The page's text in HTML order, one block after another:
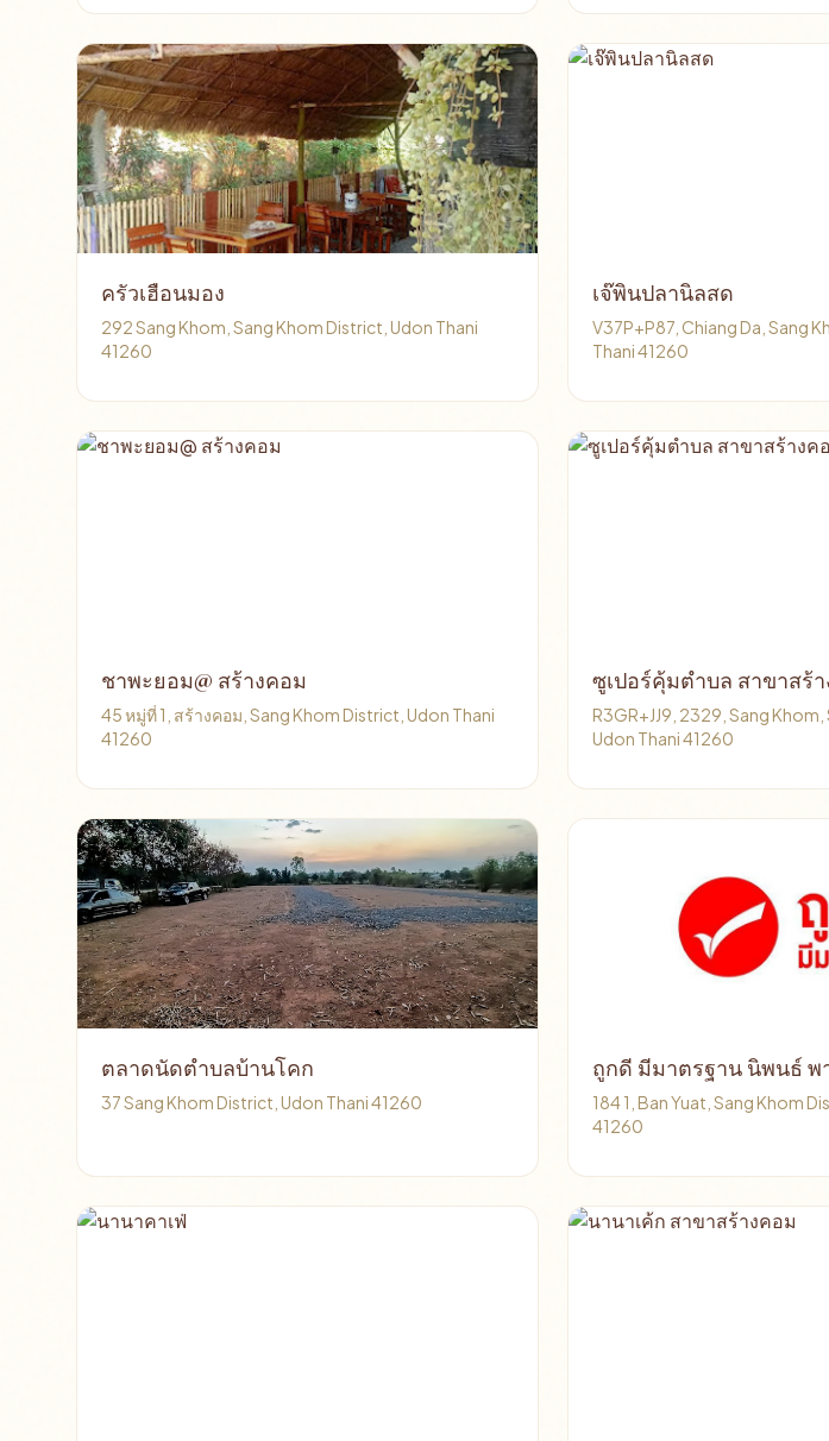
ครัวเฮือนมอง
292 Sang Khom, Sang Khom District, Udon Thani
41260
เจ๊พินปลานิลสด
V37P+P87, Chiang Da, Sang
Thani 41260
ชาพะยอม@ สร้างคอม
45 หมู่ที่ 1, สร้างคอม, Sang Khom District, Udon Thani
41260
ซูเปอร์คุ้มตำบล สาขาสร้
R3GR+JJ9, 2329, Sang
Udon Thani 41260
ตลาดนัดตำบลบ้านโคก
37 Sang Khom District, Udon Thani 41260
ถูกดี มีมาตรฐาน นิพนธ์
184 1, Ban Yuat, Sang Khom
41260